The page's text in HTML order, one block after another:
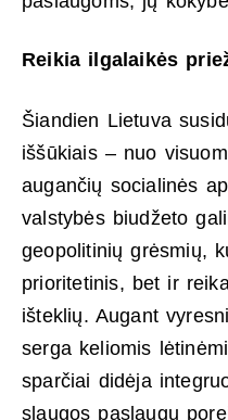
Reikia ilgalaikės
Šiandien Lietuva
iššūkiais – nuo
augančių socialinės
valstybės biudžeto
geopolitinių grėsmių,
prioritetinis, bet ir
išteklių. Augant
serga keliomis
sparčiai didėja
slaugos paslaugų